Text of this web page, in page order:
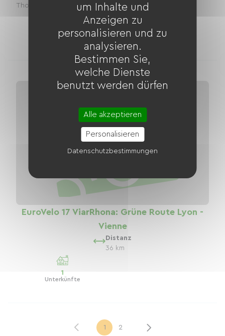
Thoissey in Mâcon (oder umgekehrt) auf...
4
Unterkünfte
2
Fahrradverleiher
EuroVelo 17 ViarRhona: Grüne Route Lyon -
Vienne
Distanz
36 km
1
Unterkünfte
1 2
um Inhalte und
Anzeigen zu
personalisieren und zu
analysieren.
Bestimmen Sie,
welche Dienste
benutzt werden dürfen
Alle akzeptieren
Personalisieren
Datenschutzbestimmungen